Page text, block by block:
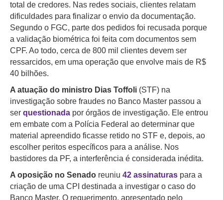
total de credores. Nas redes sociais, clientes relatam
dificuldades para finalizar o envio da documentação.
Segundo o FGC, parte dos pedidos foi recusada porque
a validação biométrica foi feita com documentos sem
CPF. Ao todo, cerca de 800 mil clientes devem ser
ressarcidos, em uma operação que envolve mais de R$
40 bilhões.
A atuação do ministro Dias Toffoli (STF) na
investigação sobre fraudes no Banco Master passou a
ser questionada por órgãos de investigação. Ele entrou
em embate com a Polícia Federal ao determinar que
material apreendido ficasse retido no STF e, depois, ao
escolher peritos específicos para a análise. Nos
bastidores da PF, a interferência é considerada inédita.
A oposição no Senado reuniu 42 assinaturas para a
criação de uma CPI destinada a investigar o caso do
Banco Master. O requerimento, apresentado pelo